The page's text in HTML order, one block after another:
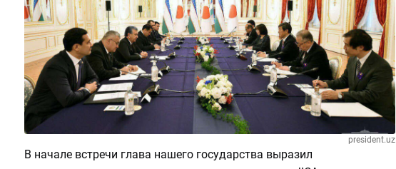
president.uz
В начале встречи глава нашего государства выразил